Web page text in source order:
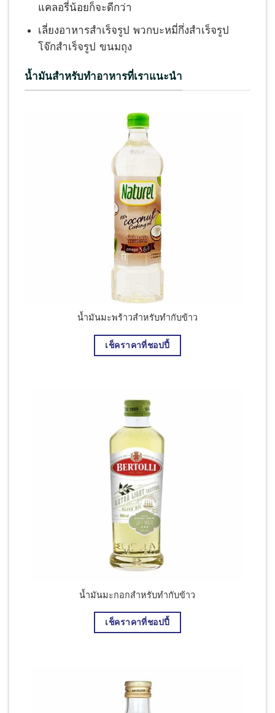
แคลอรี่น้อยก็จะดีกว่า
เลี่ยงอาหารสำเร็จรูป พวกบะหมี่กึ่งสำเร็จรูป
โจ๊กสำเร็จรูป ขนมถุง
น้ำมันสำหรับทำอาหารที่เราแนะนำ
น้ำมันมะพร้าวสำหรับทำกับข้าว
เช็คราคาที่ชอปปี้
น้ำมันมะกอกสำหรับทำกับข้าว
เช็คราคาที่ชอปปี้